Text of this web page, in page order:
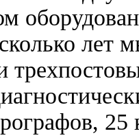
лет
25